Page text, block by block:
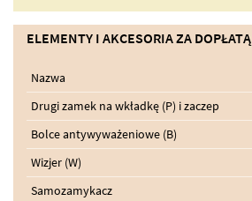
ELEMENTY I AKCESORIA ZA DOPŁATĄ
Nazwa
Drugi zamek na wkładkę (P) i zaczep
Bolce antywyważeniowe (B)
Wizjer (W)
Samozamykacz